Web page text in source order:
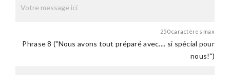
250 caractères max
Phrase 8 ("Nous avons tout préparé avec.... si spécial pour
nous!")